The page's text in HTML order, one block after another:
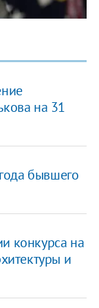
на 31
бывшего
конкурса на
и